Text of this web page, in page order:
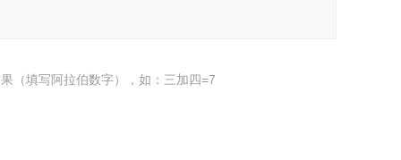
（填写阿拉伯数字），如：三加四=7